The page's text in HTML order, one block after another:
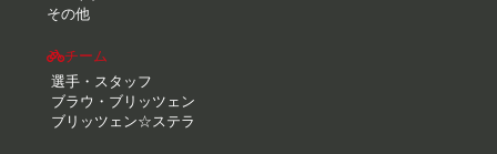
その他
チーム
選手・スタッフ
ブラウ・ブリッツェン
ブリッツェン☆ステラ